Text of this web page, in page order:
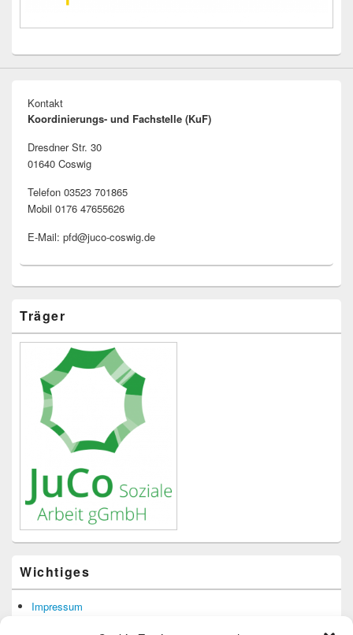
Kontakt
Koordinierungs- und Fachstelle (KuF)
Dresdner Str. 30
01640 Coswig
Telefon 03523 701865
Mobil 0176 47655626
E-Mail: pfd@juco-coswig.de
Träger
Wichtiges
Impressum